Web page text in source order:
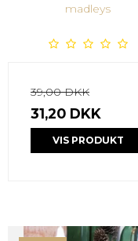
madleys
39,00 DKK
31,20 DKK
VIS PRODUKT